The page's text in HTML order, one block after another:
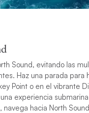
Sound, evitando las
Haz una parada para
Point o en el vibrante
experiencia
navega hacia North